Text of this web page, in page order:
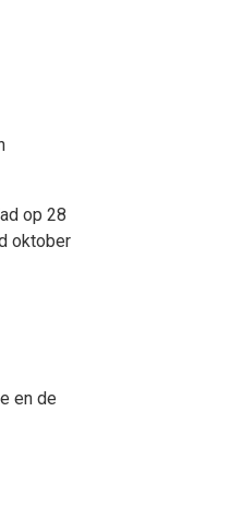
op 28
oktober
en de